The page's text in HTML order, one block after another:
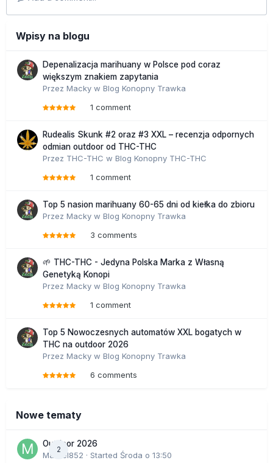
Wpisy na blogu
Depenalizacja marihuany w Polsce pod coraz
większym znakiem zapytania
Przez Macky w Blog Konopny Trawka
1 comment
Rudealis Skunk #2 oraz #3 XXL – recenzja odpornych
odmian outdoor od THC-THC
Przez THC-THC w Blog Konopny THC-THC
1 comment
Top 5 nasion marihuany 60-65 dni od kiełka do zbioru
Przez Macky w Blog Konopny Trawka
3 comments
🌱 THC-THC - Jedyna Polska Marka z Własną
Genetyką Konopi
Przez Macky w Blog Konopny Trawka
1 comment
Top 5 Nowoczesnych automatów XXL bogatych w
THC na outdoor 2026
Przez Macky w Blog Konopny Trawka
6 comments
Nowe tematy
2
Outdoor 2026
Marcel852 · Started Środa o 13:50